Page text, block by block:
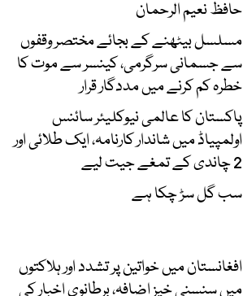
حافظ نعیم الرحمان
مسلسل بیٹھنے کے بجائے مختصر وقفوں
سے جسمانی سرگرمی، کینسر سے موت کا
خطرہ کم کرنے میں مددگار قرار
پاکستان کا عالمی نیوکلیئر سائنس
اولمپیاڈ میں شاندار کارنامہ، ایک طلائی اور
2 چاندی کے تمغے جیت لیے
سب گل سڑ چکا ہے
افغانستان میں خواتین پر تشدد اور ہلاکتوں
میں سنسنی خیز اضافہ، برطانوی اخبار کی